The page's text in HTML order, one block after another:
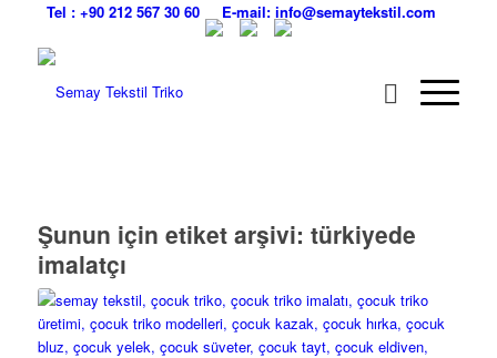
Tel : +90 212 567 30 60 E-mail: info@semaytekstil.com
Şunun için etiket arşivi: türkiyede
imalatçı